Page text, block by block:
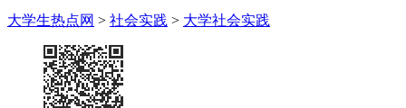
大学生热点网 > 社会实践 > 大学社会实践